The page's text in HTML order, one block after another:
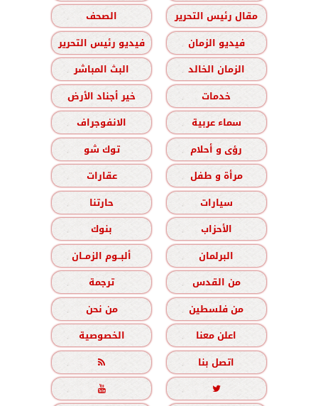
مقال رئيس التحرير
الصحف
فيديو الزمان
فيديو رئيس التحرير
الزمان الخالد
البث المباشر
خدمات
خير أجناد الأرض
سماء عربية
الانفوجراف
رؤى و أحلام
توك شو
مرأة و طفل
عقارات
سيارات
حارتنا
الأحزاب
بنوك
البرلمان
ألبــوم الزمــان
من القدس
ترجمة
من فلسطين
من نحن
اعلن معنا
الخصوصية
اتصل بنا


